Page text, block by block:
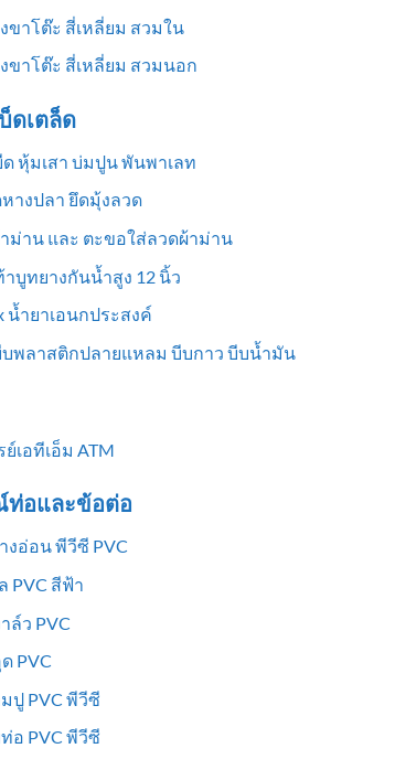
ขาโต๊ะ สี่เหลี่ยม สวมใน
ขาโต๊ะ สี่เหลี่ยม สวมนอก
ดเตล็ด
หุ้มเสา บ่มปูน พันพาเลท
างปลา ยึดมุ้งลวด
ม่าน และ ตะขอใส่ลวดผ้าม่าน
าบูทยางกันน้ำสูง 12 นิ้ว
น้ำยาเอนกประสงค์
พลาสติกปลายแหลม บีบกาว บีบน้ำมัน
ย์เอทีเอ็ม ATM
อและข้อต่อ
งอ่อน พีวีซี PVC
PVC สีฟ้า
ล์ว PVC
PVC
ปู PVC พีวีซี
อ PVC พีวีซี